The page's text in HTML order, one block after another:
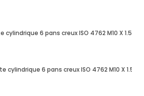
cylindrique 6 pans creux ISO 4762 M10 X 1.50 X
cylindrique 6 pans creux ISO 4762 M10 X 1.50 X